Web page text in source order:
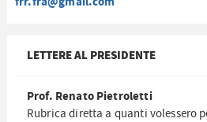
LETTERE AL PRESIDENTE
Prof. Renato Pietroletti
Rubrica diretta a quanti volessero